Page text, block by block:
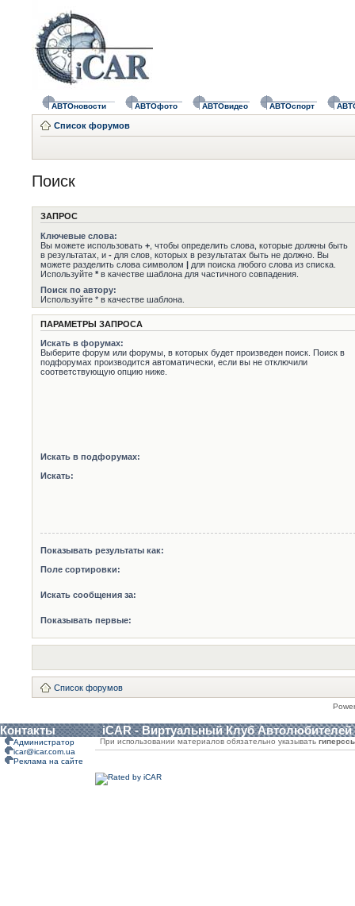
АВТОновости АВТОфото АВТОвидео АВТОспорт
Список форумов
Поиск
ЗАПРОС
Ключевые слова:
Вы можете использовать + , чтобы определить слова, которые должны быть
в результатах, и - для слов, которых в результатах быть не должно. Вы
можете разделить слова символом | для поиска любого слова из списка.
Используйте * в качестве шаблона для частичного совпадения.
Поиск по автору:
Используйте * в качестве шаблона.
ПАРАМЕТРЫ ЗАПРОСА
Искать в форумах:
Выберите форум или форумы, в которых будет произведен поиск. Поиск в
подфорумах производится автоматически, если вы не отключили
соответствующую опцию ниже.
Искать в подфорумах:
Искать:
Показывать результаты как:
Поле сортировки:
Искать сообщения за:
Показывать первые:
Список форумов
Контакты iCAR - Виртуальный Клуб Автолюбителей
Администратор
icar@icar.com.ua
Реклама на сайте
При использовании материалов обязательно указывать